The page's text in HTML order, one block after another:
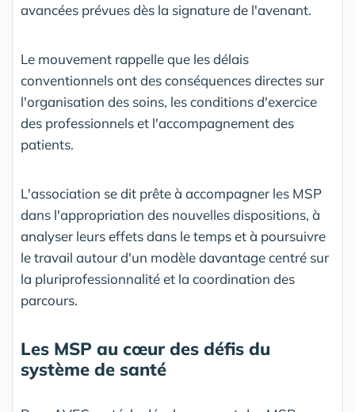
avancées prévues dès la signature de l'avenant.
Le mouvement rappelle que les délais
conventionnels ont des conséquences directes sur
l'organisation des soins, les conditions d'exercice
des professionnels et l'accompagnement des
patients.
L'association se dit prête à accompagner les MSP
dans l'appropriation des nouvelles dispositions, à
analyser leurs effets dans le temps et à poursuivre
le travail autour d'un modèle davantage centré sur
la pluriprofessionnalité et la coordination des
parcours.
Les MSP au cœur des défis du
système de santé